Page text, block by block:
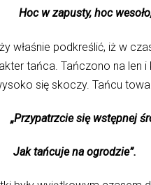
w zapusty, hoc wesoło,
właśnie podkreślić, iż w
tańca. Tańczono na len
się skoczy. Tańcu
„Przypatrzcie się wstępnej
tańcuje na ogrodzie”.